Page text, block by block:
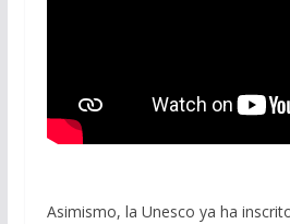
Asimismo, la Unesco ya ha